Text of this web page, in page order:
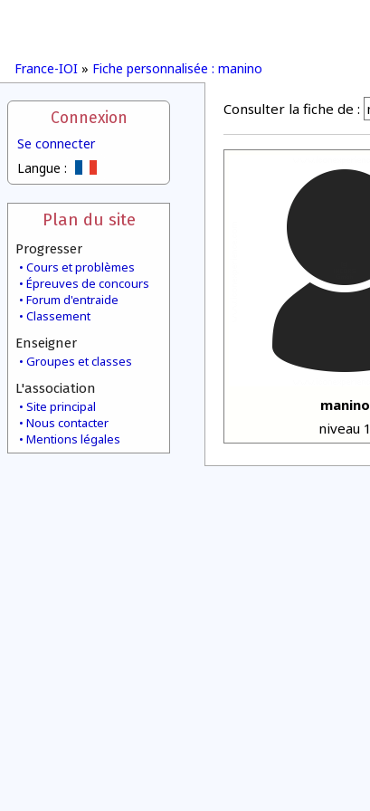
France-IOI » Fiche personnalisée : manino
Connexion
Se connecter
Langue :
Plan du site
Progresser
Cours et problèmes
Épreuves de concours
Forum d'entraide
Classement
Enseigner
Groupes et classes
L'association
Site principal
Nous contacter
Mentions légales
Consulter la fiche de :
manino
niveau 1